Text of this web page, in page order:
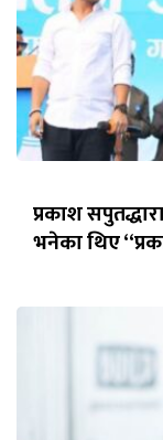
प्रकाश
भनेका थिए